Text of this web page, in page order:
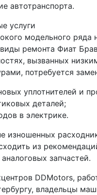
автотранспорта.
услуги
модельного ряда
ремонта Фиат
вызванных
потребуется
уплотнителей и
деталей;
в электрике.
изношенных
из
запчастей.
DDMotors,
владельцы